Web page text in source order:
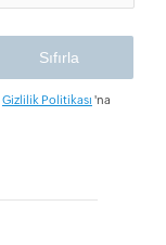
Gizlilik Politikası 'na